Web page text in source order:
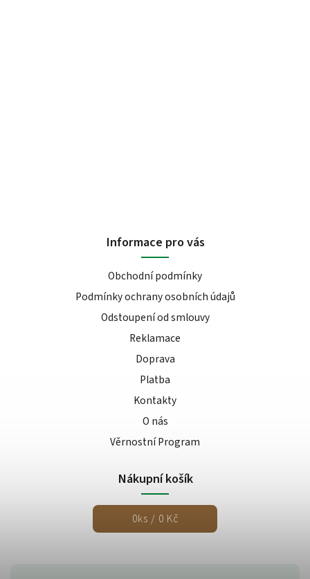
Informace pro vás
Obchodní podmínky
Podmínky ochrany osobních údajů
Odstoupení od smlouvy
Reklamace
Doprava
Platba
Kontakty
O nás
Věrnostní Program
Nákupní košík
0ks / 0 Kč